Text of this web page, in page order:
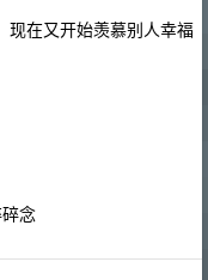
现在又开始羡慕别人幸福
念